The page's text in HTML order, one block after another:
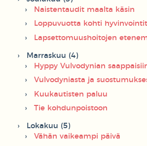
Naistentaudit maalta käsin
Loppuvuotta kohti
Lapsettomuushoitojen
Marraskuu (4)
Hyppy Vulvodynian
Vulvodyniasta ja
Kuukautisten paluu
Tie kohdunpoistoon
Lokakuu (5)
Vähän vaikeampi päivä